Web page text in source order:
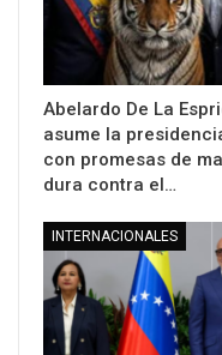
Abelardo De La
asume la
con promesas de
dura contra el…
INTERNACIONALES